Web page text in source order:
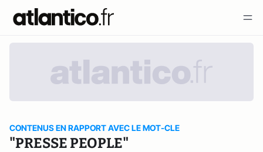
CONTENUS EN RAPPORT AVEC LE MOT-CLE
"PRESSE PEOPLE"